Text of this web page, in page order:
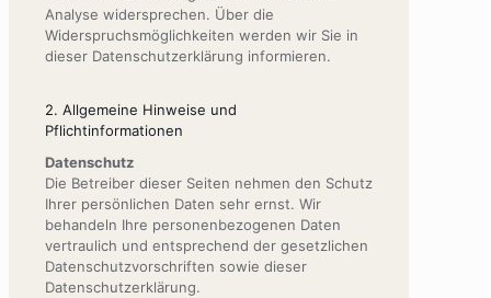
Analyse widersprechen. Über die
Widerspruchsmöglichkeiten werden wir Sie in
dieser Datenschutzerklärung informieren.
2. Allgemeine Hinweise und
Pflichtinformationen
Datenschutz
Die Betreiber dieser Seiten nehmen den Schutz
Ihrer persönlichen Daten sehr ernst. Wir
behandeln Ihre personenbezogenen Daten
vertraulich und entsprechend der gesetzlichen
Datenschutzvorschriften sowie dieser
Datenschutzerklärung.